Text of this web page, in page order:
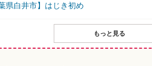
県白井市】はじき初め
もっと見る